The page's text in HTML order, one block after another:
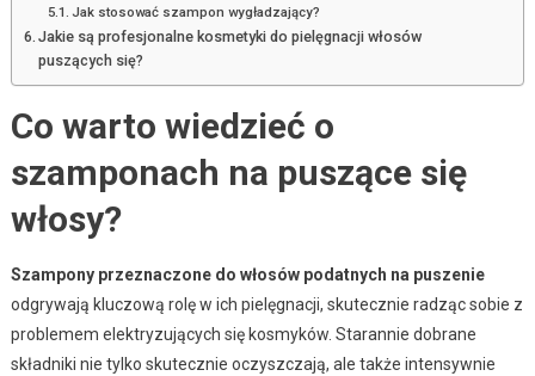
Jak stosować szampon wygładzający?
Jakie są profesjonalne kosmetyki do pielęgnacji włosów
puszących się?
Co warto wiedzieć o
szamponach na puszące się
włosy?
Szampony przeznaczone do włosów podatnych na puszenie
odgrywają kluczową rolę w ich pielęgnacji, skutecznie radząc sobie z
problemem elektryzujących się kosmyków. Starannie dobrane
składniki nie tylko skutecznie oczyszczają, ale także intensywnie